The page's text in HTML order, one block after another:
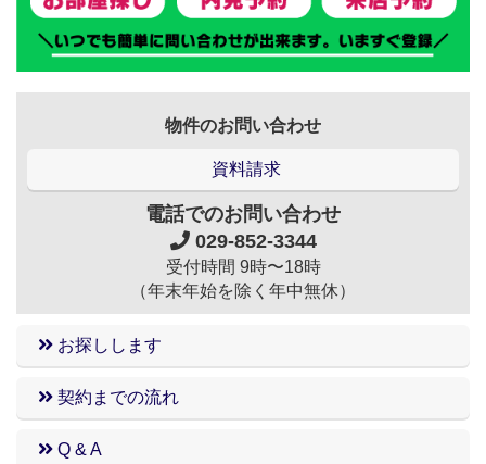
物件のお問い合わせ
資料請求
電話でのお問い合わせ
029-852-3344
受付時間 9時〜18時
（年末年始を除く年中無休）
お探しします
契約までの流れ
Q & A